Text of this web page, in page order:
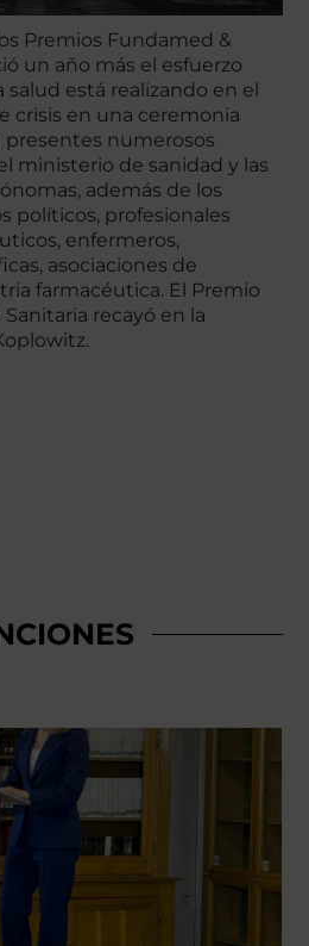
Premios Fundamed &
un año más el esfuerzo
está realizando en el
crisis en una ceremonia
numerosos
ministerio de sanidad y las
además de los
políticos, profesionales
enfermeros,
asociaciones de
farmacéutica. El Premio
recayó en la